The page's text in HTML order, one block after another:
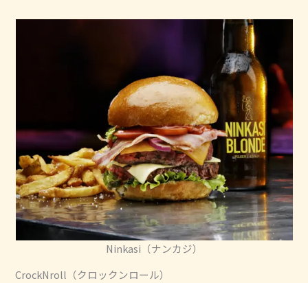
Ninkasi（ナンカジ）
CrockNroll（クロックンロール）